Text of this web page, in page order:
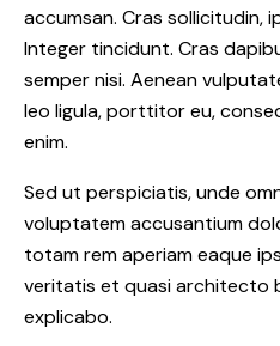
accumsan. Cras sollicitudin,
Integer tincidunt. Cras
semper nisi. Aenean
leo ligula, porttitor eu,
enim.
Sed ut perspiciatis, unde
voluptatem accusantium
totam rem aperiam eaque
veritatis et quasi architecto
explicabo.